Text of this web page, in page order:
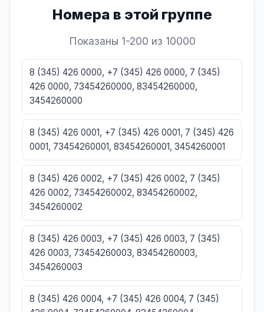
Номера в этой группе
Показаны 1-200 из 10000
8 (345) 426 0000, +7 (345) 426 0000, 7 (345)
426 0000, 73454260000, 83454260000,
3454260000
8 (345) 426 0001, +7 (345) 426 0001, 7 (345) 426
0001, 73454260001, 83454260001, 3454260001
8 (345) 426 0002, +7 (345) 426 0002, 7 (345)
426 0002, 73454260002, 83454260002,
3454260002
8 (345) 426 0003, +7 (345) 426 0003, 7 (345)
426 0003, 73454260003, 83454260003,
3454260003
8 (345) 426 0004, +7 (345) 426 0004, 7 (345)